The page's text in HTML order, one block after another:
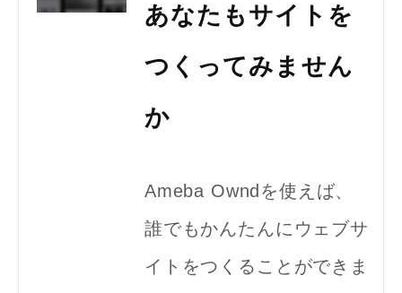
あなたもサイトを
つくってみません
か
Ameba Owndを使えば、
誰でもかんたんにウェブサ
イトをつくることができま